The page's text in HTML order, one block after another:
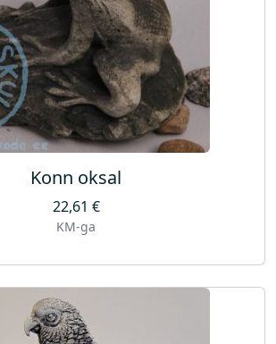
Konn oksal
22,61 €
KM-ga